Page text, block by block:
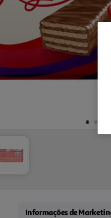
Informações de